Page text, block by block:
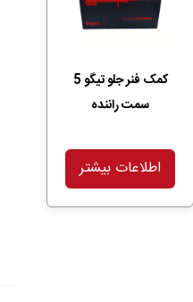
کمک فنر جلو تیگو 5
سمت راننده
اطلاعات بیشتر